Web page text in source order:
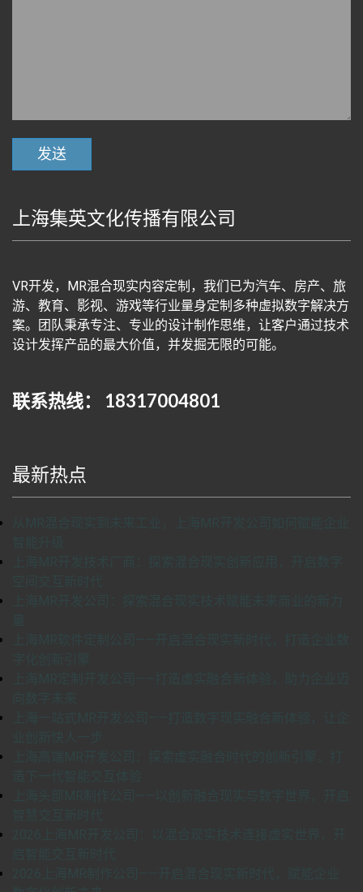
上海集英文化传播有限公司
VR开发，MR混合现实内容定制，我们已为汽车、房产、旅
游、教育、影视、游戏等行业量身定制多种虚拟数字解决方
案。团队秉承专注、专业的设计制作思维，让客户通过技术
设计发挥产品的最大价值，并发掘无限的可能。
联系热线： 18317004801
最新热点